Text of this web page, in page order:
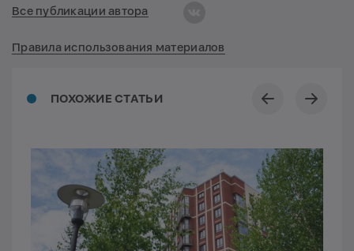
ПОХОЖИЕ СТАТЬИ
Все публикации автора
Правила использования материалов